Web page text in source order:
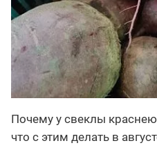
Почему у свеклы
что с этим делать в